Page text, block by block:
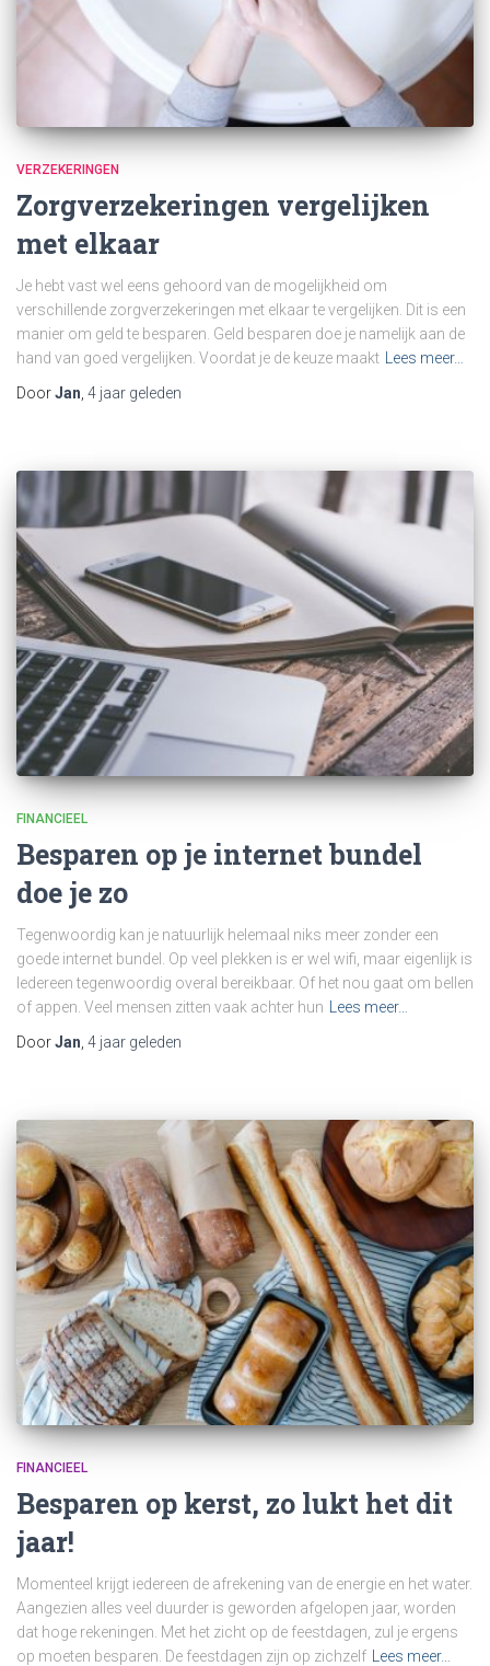
VERZEKERINGEN
Zorgverzekeringen vergelijken
met elkaar
Je hebt vast wel eens gehoord van de mogelijkheid om
verschillende zorgverzekeringen met elkaar te vergelijken. Dit is een
manier om geld te besparen. Geld besparen doe je namelijk aan de
hand van goed vergelijken. Voordat je de keuze maakt Lees meer…
DoorJan, 4 jaar geleden
FINANCIEEL
Besparen op je internet bundel
doe je zo
Tegenwoordig kan je natuurlijk helemaal niks meer zonder een
goede internet bundel. Op veel plekken is er wel wifi, maar eigenlijk is
Iedereen tegenwoordig overal bereikbaar. Of het nou gaat om bellen
of appen. Veel mensen zitten vaak achter hun
Lees meer…
DoorJan 4 jaar geleden
FINANCIEEL
Besparen op kerst, zo lukt het dit
jaar!
Momenteel krijgt iedereen de afrekening van de energie en het water.
Aangezien alles veel duurder is geworden afgelopen jaar, worden
dat hoge rekeningen. Met het zicht op de feestdagen, zul je ergens
op moeten besparen. De feestdagen zijn op zichzelf Lees meer…